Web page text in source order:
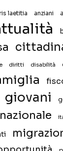
laetitia anziani
diritti disabilità
giovani